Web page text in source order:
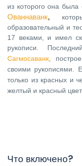
из которого она была
Ованнаванк,
образовательный и
17 веками, и имел
рукописи.
Сагмосаванк
своими рукописями.
только из красных и
желтый и красный
Что включено?